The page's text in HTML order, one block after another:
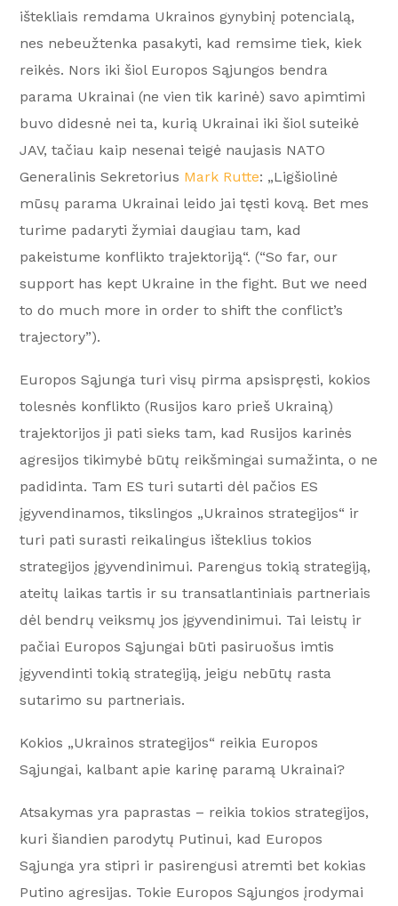
ištekliais remdama Ukrainos gynybinį potencialą,
nes nebeužtenka pasakyti, kad remsime tiek, kiek
reikės. Nors iki šiol Europos Sąjungos bendra
parama Ukrainai (ne vien tik karinė) savo apimtimi
buvo didesnė nei ta, kurią Ukrainai iki šiol suteikė
JAV, tačiau kaip nesenai teigė naujasis NATO
Generalinis Sekretorius Mark Rutte: „Ligšiolinė
mūsų parama Ukrainai leido jai tęsti kovą. Bet mes
turime padaryti žymiai daugiau tam, kad
pakeistume konflikto trajektoriją“. (“So far, our
support has kept Ukraine in the fight. But we need
to do much more in order to shift the conflict’s
trajectory”).
Europos Sąjunga turi visų pirma apsispręsti, kokios
tolesnės konflikto (Rusijos karo prieš Ukrainą)
trajektorijos ji pati sieks tam, kad Rusijos karinės
agresijos tikimybė būtų reikšmingai sumažinta, o ne
padidinta. Tam ES turi sutarti dėl pačios ES
įgyvendinamos, tikslingos „Ukrainos strategijos“ ir
turi pati surasti reikalingus išteklius tokios
strategijos įgyvendinimui. Parengus tokią strategiją,
ateitų laikas tartis ir su transatlantiniais partneriais
dėl bendrų veiksmų jos įgyvendinimui. Tai leistų ir
pačiai Europos Sąjungai būti pasiruošus imtis
įgyvendinti tokią strategiją, jeigu nebūtų rasta
sutarimo su partneriais.
Kokios „Ukrainos strategijos“ reikia Europos
Sąjungai, kalbant apie karinę paramą Ukrainai?
Atsakymas yra paprastas – reikia tokios strategijos,
kuri šiandien parodytų Putinui, kad Europos
Sąjunga yra stipri ir pasirengusi atremti bet kokias
Putino agresijas. Tokie Europos Sąjungos įrodymai